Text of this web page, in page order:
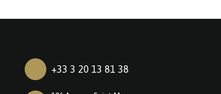
+33 3 20 13 81 38